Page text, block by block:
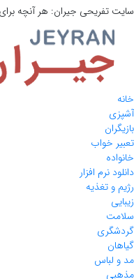
سایت تفریحی جیران: هر آنچه
خانه
آشپزی
بازیگران
تعبیر خواب
خانواده
دانلود نرم افزار
رژیم و تغذیه
زیبایی
سلامت
گردشگری
گیاهان
مد و لباس
مذهبی